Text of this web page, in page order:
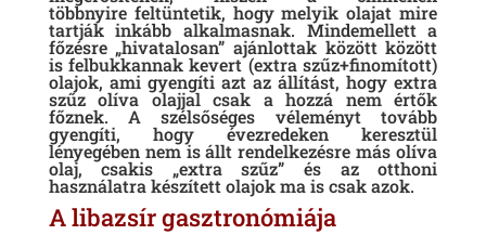
többnyire feltüntetik, hogy melyik olajat mire
tartják inkább alkalmasnak. Mindemellett a
főzésre „hivatalosan” ajánlottak között között
is felbukkannak kevert (extra szűz+finomított)
olajok, ami gyengíti azt az állítást, hogy extra
szűz olíva olajjal csak a hozzá nem értők
főznek. A szélsőséges véleményt tovább
gyengíti, hogy évezredeken keresztül
lényegében nem is állt rendelkezésre más olíva
olaj, csakis „extra szűz” és az otthoni
használatra készített olajok ma is csak azok.
A libazsír gasztronómiája